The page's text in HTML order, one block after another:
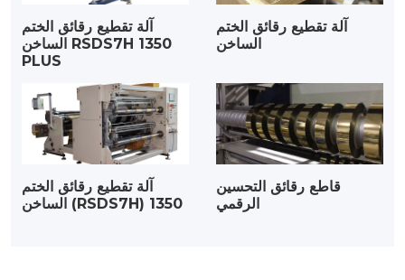
آلة تقطيع رقائق الختم
الساخن RSDS7H 1350
PLUS
آلة تقطيع رقائق الختم
الساخن
آلة تقطيع رقائق الختم
الساخن (RSDS7H) 1350
قاطع رقائق التحسين
الرقمي